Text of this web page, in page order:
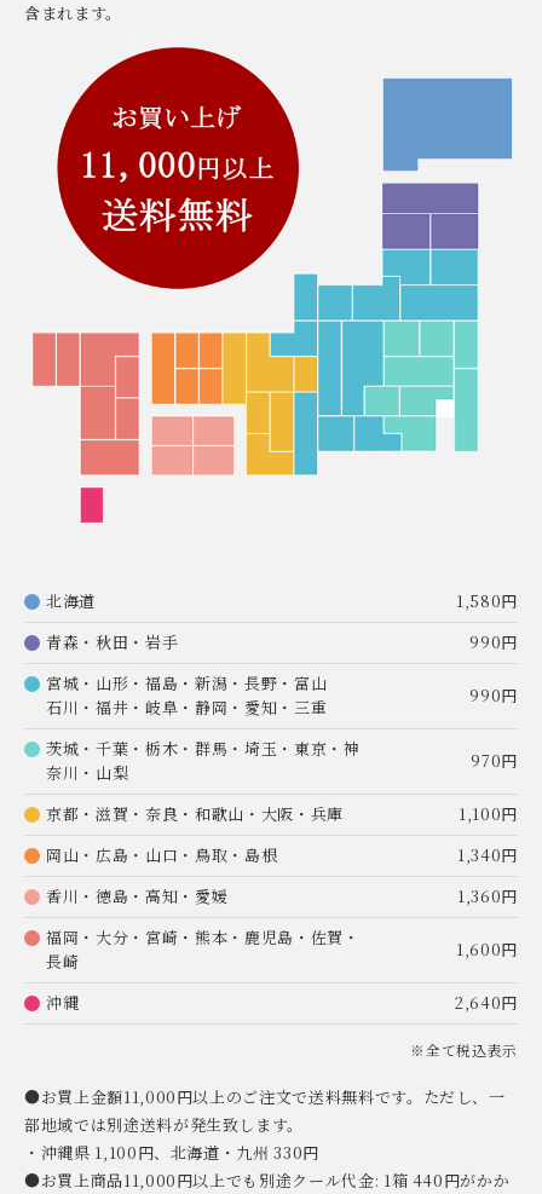
含まれます。
北海道
1,580円
青森・秋田・岩手
990円
宮城・山形・福島・新潟・長野・富山
石川・福井・岐阜・静岡・愛知・三重
990円
茨城・千葉・栃木・群馬・埼玉・東京・神
奈川・山梨
970円
京都・滋賀・奈良・和歌山・大阪・兵庫
1,100円
岡山・広島・山口・鳥取・島根
1,340円
香川・徳島・高知・愛媛
1,360円
福岡・大分・宮崎・熊本・鹿児島・佐賀・
長崎
1,600円
沖縄 2,640円
※全て税込表示
●お買上金額11,000円以上のご注文で送料無料です。ただし、一
部地域では別途送料が発生致します。
・沖縄県 1,100円、北海道・九州 330円
●お買上商品11,000円以上でも別途クール代金: 1箱 440円がかか